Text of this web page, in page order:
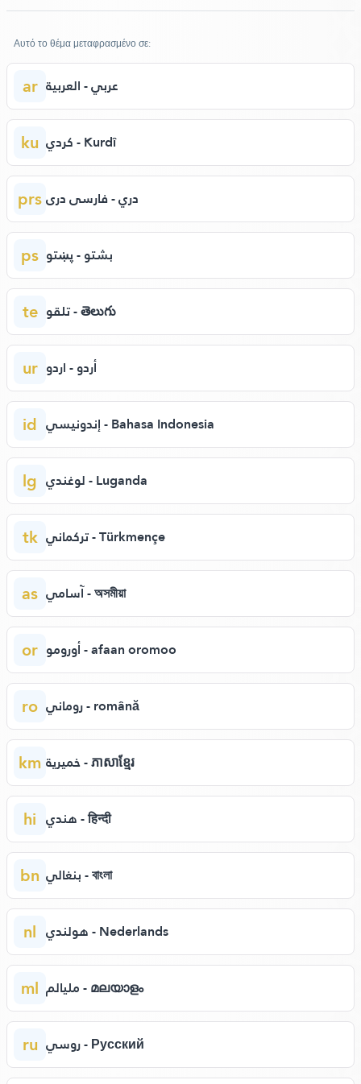
Αυτό το θέμα μεταφρασμένο σε:
ar عربي - العربية
ku كردي - Kurdî
prsدري - فارسی دری
ps بشتو - پښتو
te تلقو - తెలుగు
ur أردو - اردو
id إندونيسي - Bahasa Indonesia
lg لوغندي - Luganda
tk تركماني - Türkmençe
as آسامي - অসমীয়া
or أورومو - afaan oromoo
ro روماني - română
km خميرية - ភាសាខ្មែរ
hi هندي - हिन्दी
bn بنغالي - বাংলা
nl هولندي - Nederlands
ml مليالم - മലയാളം
ru روسي - Русский